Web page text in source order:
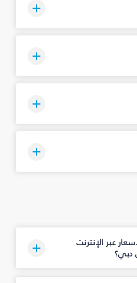
عبر الإنترنت